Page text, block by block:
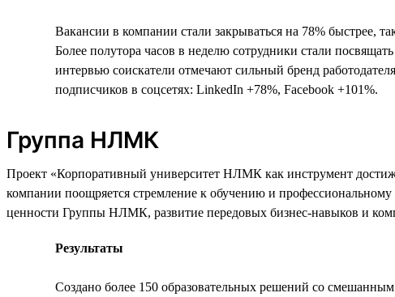
Вакансии в компании стали закрываться на 78% быстрее,
Более полутора часов в неделю сотрудники стали
интервью соискатели отмечают сильный бренд
подписчиков в соцсетях: LinkedIn +78%, Facebook +101%.
Группа НЛМК
Проект «Корпоративный университет НЛМК как инструмент
компании поощряется стремление к обучению и
ценности Группы НЛМК, развитие передовых бизнес-навыков и
Результаты
Создано более 150 образовательных решений со